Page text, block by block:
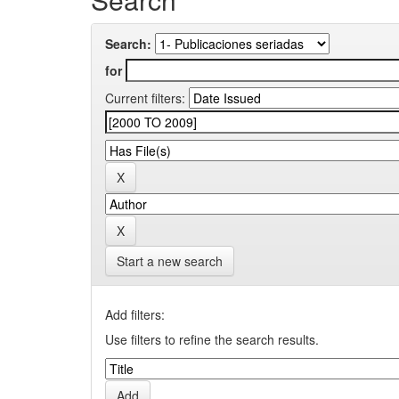
Search:
for
Current filters:
Start a new search
Add filters:
Use filters to refine the search results.